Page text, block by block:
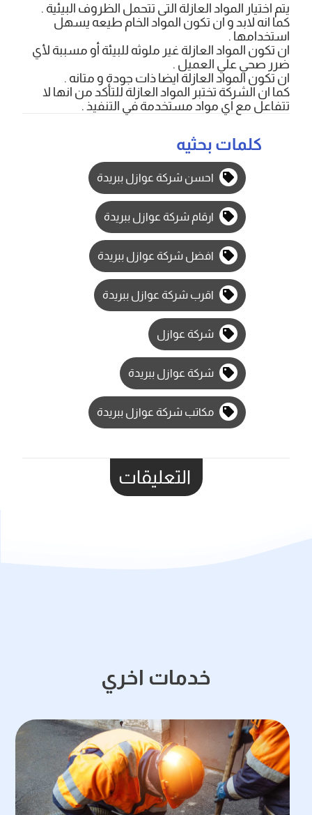
يتم اختيار المواد العازلة التى تتحمل الظروف البيئية .
كما انه لابد و ان تكون المواد الخام طيعه يسهل
استخدامها .
ان تكون المواد العازلة غير ملوثه للبيئة أو مسببة لأي
ضرر صحي علي العميل .
ان تكون المواد العازلة ايضا ذات جودة و متانه .
كما ان الشركة تختبر المواد العازلة للتأكد من انها لا
تتفاعل مع اي مواد مستخدمة في التنفيذ .
كلمات بحثيه
احسن شركة عوازل ببريدة
ارقام شركة عوازل ببريدة
افضل شركة عوازل ببريدة
اقرب شركة عوازل ببريدة
شركة عوازل
شركة عوازل ببريدة
مكاتب شركة عوازل ببريدة
التعليقات
خدمات اخري